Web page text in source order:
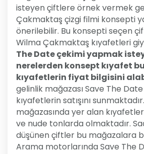
isteyen çiftlere örnek vermek
Çakmaktaş çizgi filmi konsepti
önerilebilir. Bu konsepti seçen
Wilma Çakmaktaş kıyafetleri
The Date çekimi yapmak
nerelerden konsept kıyafet
kıyafetlerin fiyat bilgisini
gelinlik mağazası Save The
kıyafetlerin satışını
mağazasında yer alan
ve nude tonlarda olmaktadır.
düşünen çiftler bu mağazalara
Arama motorlarında Save The